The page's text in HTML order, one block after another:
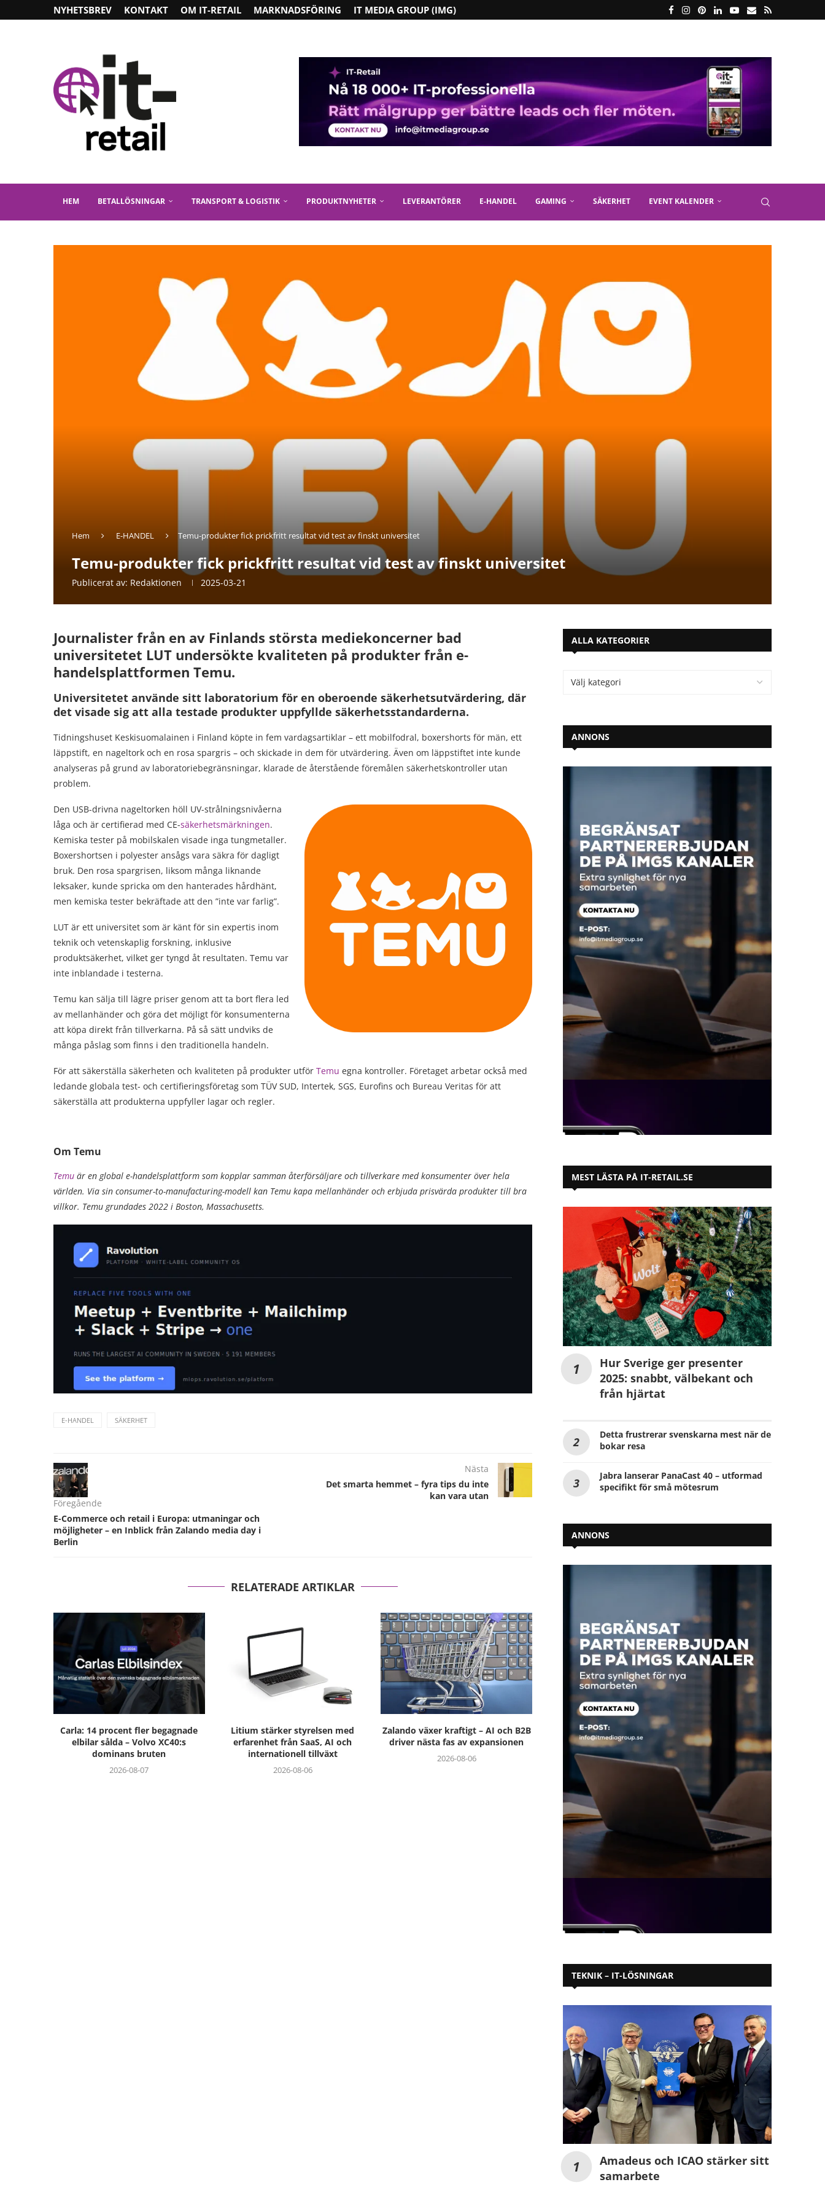
NYHETSBREV KONTAKT OM IT-RETAIL MARKNADSFÖRING IT MEDIA GROUP (IMG)
HEM BETALLÖSNINGAR TRANSPORT & LOGISTIK PRODUKTNYHETER LEVERANTÖRER E-HANDEL GAMING SÄKERHET EVENT KALENDER
Hem E-HANDEL Temu-produkter fick prickfritt resultat vid test av finskt universitet
Temu-produkter fick prickfritt resultat vid test av finskt universitet
Publicerat av: Redaktionen 2025-03-21
Journalister från en av Finlands största mediekoncerner bad
universitetet LUT undersökte kvaliteten på produkter från e-
handelsplattformen Temu.
Universitetet använde sitt laboratorium för en oberoende säkerhetsutvärdering, där
det visade sig att alla testade produkter uppfyllde säkerhetsstandarderna.
Tidningshuset Keskisuomalainen i Finland köpte in fem vardagsartiklar – ett mobilfodral, boxershorts för män, ett
läppstift, en nageltork och en rosa spargris – och skickade in dem för utvärdering. Även om läppstiftet inte kunde
analyseras på grund av laboratoriebegränsningar, klarade de återstående föremålen säkerhetskontroller utan
problem.
Den USB-drivna nageltorken höll UV-strålningsnivåerna
låga och är certifierad med CE-säkerhetsmärkningen.
Kemiska tester på mobilskalen visade inga tungmetaller.
Boxershortsen i polyester ansågs vara säkra för dagligt
bruk. Den rosa spargrisen, liksom många liknande
leksaker, kunde spricka om den hanterades hårdhänt,
men kemiska tester bekräftade att den ”inte var farlig”.
LUT är ett universitet som är känt för sin expertis inom
teknik och vetenskaplig forskning, inklusive
produktsäkerhet, vilket ger tyngd åt resultaten. Temu var
inte inblandade i testerna.
Temu kan sälja till lägre priser genom att ta bort flera led
av mellanhänder och göra det möjligt för konsumenterna
att köpa direkt från tillverkarna. På så sätt undviks de
många påslag som finns i den traditionella handeln.
För att säkerställa säkerheten och kvaliteten på produkter utför Temu egna kontroller. Företaget arbetar också med
ledande globala test- och certifieringsföretag som TÜV SUD, Intertek, SGS, Eurofins och Bureau Veritas för att
säkerställa att produkterna uppfyller lagar och regler.
Om Temu
Temu är en global e-handelsplattform som kopplar samman återförsäljare och tillverkare med konsumenter över hela
världen. Via sin consumer-to-manufacturing-modell kan Temu kapa mellanhänder och erbjuda prisvärda produkter till bra
villkor. Temu grundades 2022 i Boston, Massachusetts.
E-HANDEL SÄKERHET
Föregående
E-Commerce och retail i Europa: utmaningar och
möjligheter – en Inblick från Zalando media day i
Berlin
Nästa
Det smarta hemmet – fyra tips du inte
kan vara utan
RELATERADE ARTIKLAR
Carla: 14 procent fler begagnade
elbilar sålda – Volvo XC40:s
dominans bruten
2026-08-07
Litium stärker styrelsen med
erfarenhet från SaaS, AI och
internationell tillväxt
2026-08-06
Zalando växer kraftigt – AI och B2B
driver nästa fas av expansionen
2026-08-06
ALLA KATEGORIER
ANNONS
MEST LÄSTA PÅ IT-RETAIL.SE
Hur Sverige ger presenter
2025: snabbt, välbekant och
från hjärtat
Detta frustrerar svenskarna mest när de
bokar resa
Jabra lanserar PanaCast 40 – utformad
specifikt för små mötesrum
ANNONS
TEKNIK – IT-LÖSNINGAR
Amadeus och ICAO stärker sitt
samarbete